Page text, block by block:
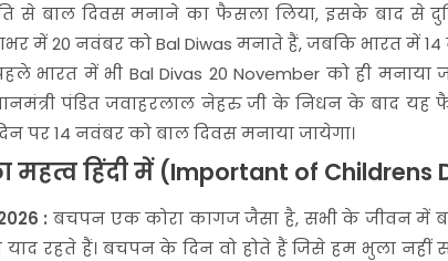
से बाल दिवस मनाने का फैसला लिया, इसके बाद से
में 20 नवंबर को Bal Diwas मनाते हैं, जबकि भारत में 14
भारत में भी Bal Divas 20 November को ही मनाया
पंडित जवाहरलाल नेहरु जी के निधन के बाद
पर 14 नवंबर को बाल दिवस मनाया जायेगा।
महत्व हिंदी में (Important of Childrens
: बचपन एक कोरा कागज जैसा है, सभी के जीवन में
याद रहते हैं। बचपन के दिन वो होते हैं जिसे हम भुला